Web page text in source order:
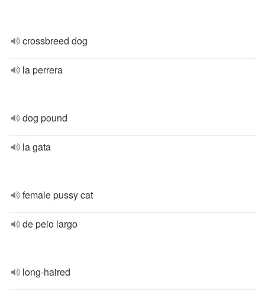
crossbreed dog
la perrera
dog pound
la gata
female pussy cat
de pelo largo
long-haired